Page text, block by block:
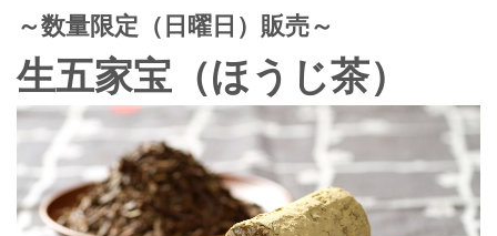
～数量限定（日曜日）販売～
生五家宝（ほうじ茶）